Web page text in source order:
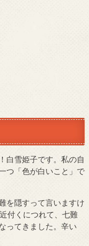
白雪姫子です。私の自
つ「色が白いこと」で
を隠すって言いますけ
付くにつれて、七難
ってきました。辛い